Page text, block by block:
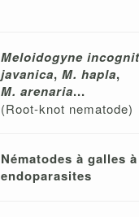
Meloidogyne
javanica, M. hapla,
M. arenaria...
(Root-knot nematode)
Nématodes à galles
endoparasites